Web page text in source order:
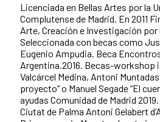
Licenciada en Bellas Artes por la
Complutense de Madrid. En 2011
Arte, Creación e Investigación
Seleccionada con becas como
Eugenio Ampudia. Beca
Argentina.2016. Becas-workshop
Valcárcel Medina, Antoni
proyecto” o Manuel Segade “El
ayudas Comunidad de Madrid
Ciutat de Palma Antoni Gelabert